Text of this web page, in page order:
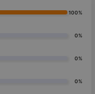
100%
0%
0%
0%